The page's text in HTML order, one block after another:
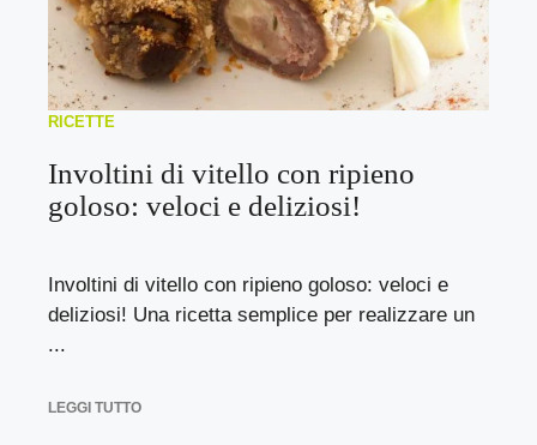
RICETTE
Involtini di vitello con ripieno
goloso: veloci e deliziosi!
Involtini di vitello con ripieno goloso: veloci e
deliziosi! Una ricetta semplice per realizzare un
...
LEGGI TUTTO